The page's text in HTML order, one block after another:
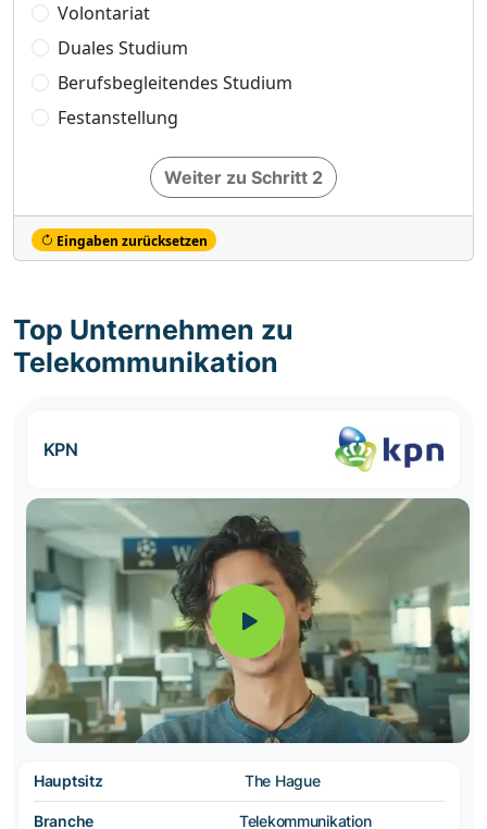
Volontariat
Duales Studium
Berufsbegleitendes Studium
Festanstellung
Weiter zu Schritt 2
Eingaben zurücksetzen
Top Unternehmen zu
Telekommunikation
KPN
Hauptsitz The Hague
Branche Telekommunikation